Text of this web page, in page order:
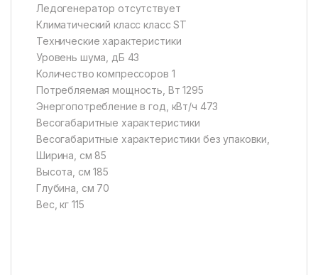
Ледогенератор отсутствует
Климатический класс класс ST
Технические характеристики
Уровень шума, дБ 43
Количество компрессоров 1
Потребляемая мощность, Вт 1295
Энергопотребление в год, кВт/ч 473
Весогабаритные характеристики
Весогабаритные характеристики без упаковки,
Ширина, см 85
Высота, см 185
Глубина, см 70
Вес, кг 115